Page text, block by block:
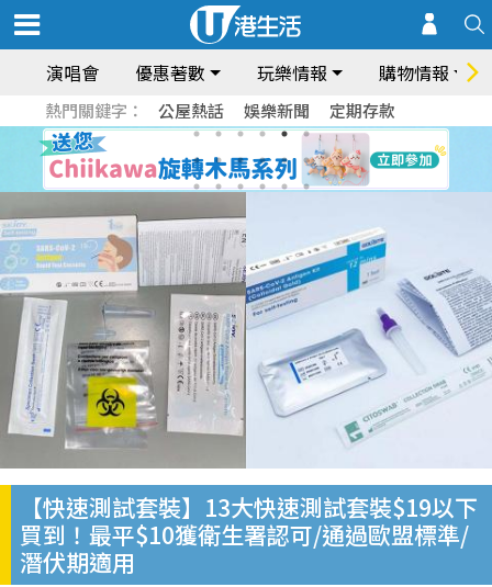
演唱會 優惠著數 玩樂情報 購物情報
熱門關鍵字： 公屋熱話 娛樂新聞 定期存款
【快速測試套裝】13大快速測試套裝$19以下
買到！最平$10獲衛生署認可/通過歐盟標準/
潛伏期適用